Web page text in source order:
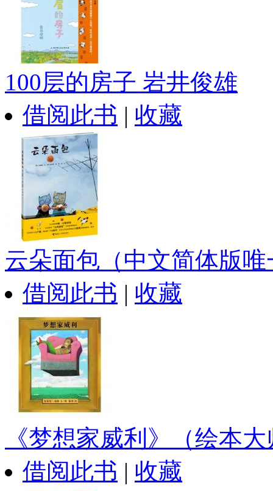
100层的房子 岩井俊雄
借阅此书 | 收藏
云朵面包（中文简体版唯
借阅此书 | 收藏
《梦想家威利》（绘本大
借阅此书 | 收藏